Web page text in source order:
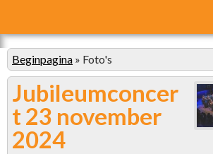
CONTENT
Beginpagina » Foto's
Jubileumconcer
t 23 november
2024